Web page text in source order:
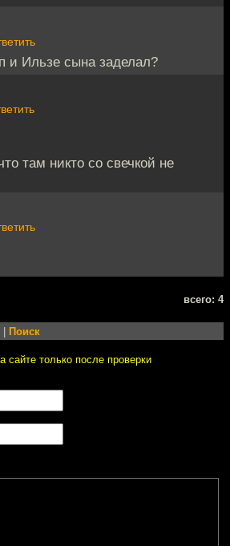
и Ильзе сына заделал?
там никто со свечкой не
всего: 4
| Поиск
сайте только после проверки